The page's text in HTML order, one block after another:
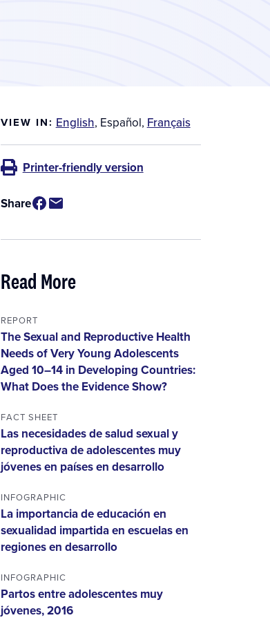
VIEW IN: English, Español, Français
Printer-friendly version
Share
Read More
REPORT
The Sexual and Reproductive Health
Needs of Very Young Adolescents
Aged 10–14 in Developing Countries:
What Does the Evidence Show?
FACT SHEET
Las necesidades de salud sexual y
reproductiva de adolescentes muy
jóvenes en países en desarrollo
INFOGRAPHIC
La importancia de educación en
sexualidad impartida en escuelas en
regiones en desarrollo
INFOGRAPHIC
Partos entre adolescentes muy
jóvenes, 2016